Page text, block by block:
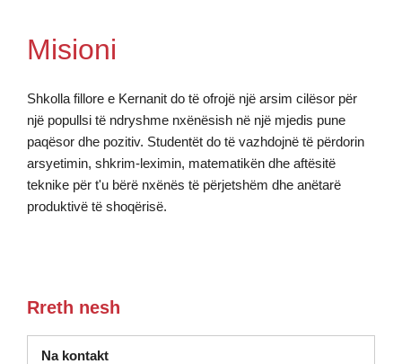
Misioni
Shkolla fillore e Kernanit do të ofrojë një arsim cilësor për
një popullsi të ndryshme nxënësish në një mjedis pune
paqësor dhe pozitiv. Studentët do të vazhdojnë të përdorin
arsyetimin, shkrim-leximin, matematikën dhe aftësitë
teknike për t'u bërë nxënës të përjetshëm dhe anëtarë
produktivë të shoqërisë.
Rreth nesh
Na kontakt